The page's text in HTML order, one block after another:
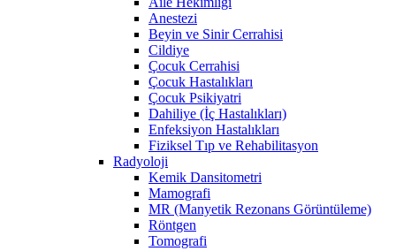
Anestezi
Beyin ve Sinir Cerrahisi
Cildiye
Çocuk Cerrahisi
Çocuk Hastalıkları
Çocuk Psikiyatri
Dahiliye (İç Hastalıkları)
Enfeksiyon Hastalıkları
Fiziksel Tıp ve Rehabilitasyon
Radyoloji
Kemik Dansitometri
Mamografi
MR (Manyetik Rezonans Görüntüleme)
Röntgen
Tomografi